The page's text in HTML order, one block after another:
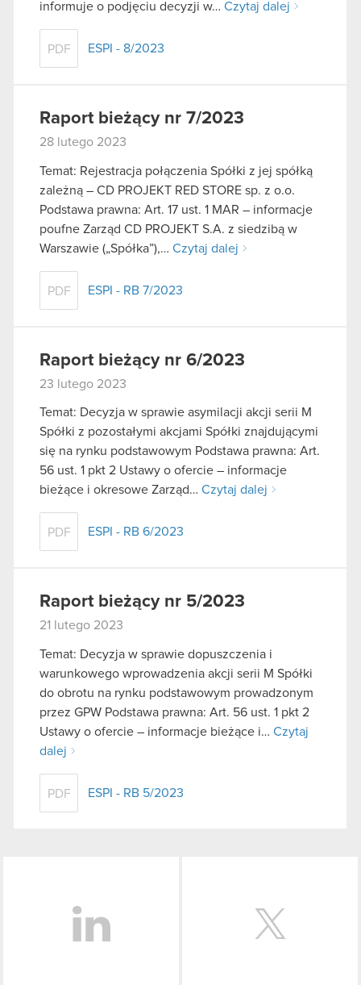
informuje o podjęciu decyzji w… Czytaj dalej
PDF ESPI - 8/2023
Raport bieżący nr 7/2023
28 lutego 2023
Temat: Rejestracja połączenia Spółki z jej spółką
zależną – CD PROJEKT RED STORE sp. z o.o.
Podstawa prawna: Art. 17 ust. 1 MAR – informacje
poufne Zarząd CD PROJEKT S.A. z siedzibą w
Warszawie („Spółka”),… Czytaj dalej
PDF ESPI - RB 7/2023
Raport bieżący nr 6/2023
23 lutego 2023
Temat: Decyzja w sprawie asymilacji akcji serii M
Spółki z pozostałymi akcjami Spółki znajdującymi
się na rynku podstawowym Podstawa prawna: Art.
56 ust. 1 pkt 2 Ustawy o ofercie – informacje
bieżące i okresowe Zarząd… Czytaj dalej
PDF ESPI - RB 6/2023
Raport bieżący nr 5/2023
21 lutego 2023
Temat: Decyzja w sprawie dopuszczenia i
warunkowego wprowadzenia akcji serii M Spółki
do obrotu na rynku podstawowym prowadzonym
przez GPW Podstawa prawna: Art. 56 ust. 1 pkt 2
Ustawy o ofercie – informacje bieżące i… Czytaj
dalej
PDF ESPI - RB 5/2023